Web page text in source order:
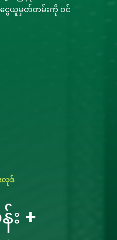
းငွေယူမှတ်တမ်းကို ဝင်
လုဒ်
း +